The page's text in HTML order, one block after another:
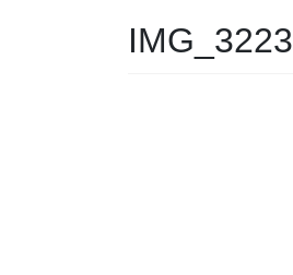
IMG_3223